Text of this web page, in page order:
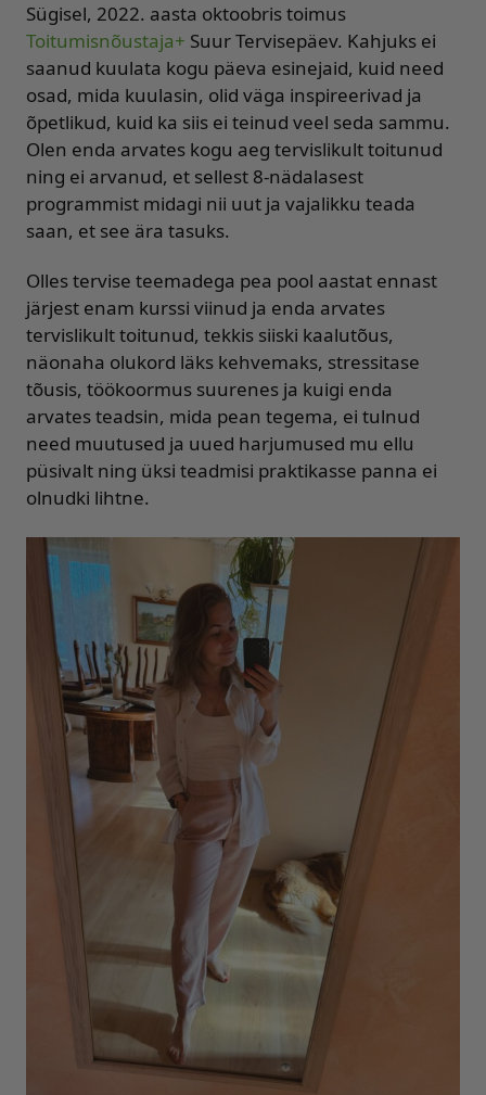
Sügisel, 2022. aasta oktoobris toimus
Toitumisnõustaja+ Suur Tervisepäev. Kahjuks ei
saanud kuulata kogu päeva esinejaid, kuid need
osad, mida kuulasin, olid väga inspireerivad ja
õpetlikud, kuid ka siis ei teinud veel seda sammu.
Olen enda arvates kogu aeg tervislikult toitunud
ning ei arvanud, et sellest 8-nädalasest
programmist midagi nii uut ja vajalikku teada
saan, et see ära tasuks.
Olles tervise teemadega pea pool aastat ennast
järjest enam kurssi viinud ja enda arvates
tervislikult toitunud, tekkis siiski kaalutõus,
näonaha olukord läks kehvemaks, stressitase
tõusis, töökoormus suurenes ja kuigi enda
arvates teadsin, mida pean tegema, ei tulnud
need muutused ja uued harjumused mu ellu
püsivalt ning üksi teadmisi praktikasse panna ei
olnudki lihtne.